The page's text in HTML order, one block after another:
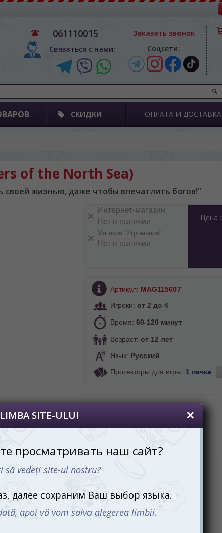
061110015
Связаться с нами:
Заказать звонок
Соцсети:
СКИДКИ ОПЛАТА И ДОСТАВКА
of the North Sea)
своей жизнью, даже чтобы впечатлить богов!"
Цена :
Интернет-магазин
Нет в наличии
Магазин “Игромания”
Нет в наличии
Артикул: MAG115607
Игроки: от 2 до 4
Время: 60-120 минут
Возраст: от 12 лет
Язык: Русский
Протекторы для игры: 1 пачка
Тип игры:Евро
Производитель:Magellan
игровое поле
75 карт
в